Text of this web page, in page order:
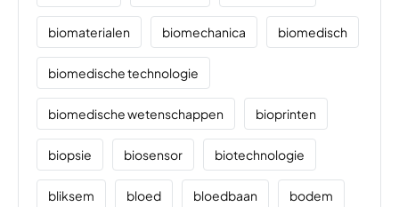
biomaterialen biomechanica biomedisch
biomedische technologie
biomedische wetenschappen bioprinten
biopsie biosensor biotechnologie
bliksem bloed bloedbaan bodem